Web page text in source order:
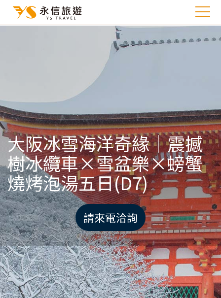
大阪冰雪海洋奇緣｜震撼
樹冰纜車×雪盆樂×螃蟹
燒烤泡湯五日(D7)
請來電洽詢